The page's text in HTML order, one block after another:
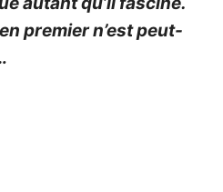
premier n’est peut-